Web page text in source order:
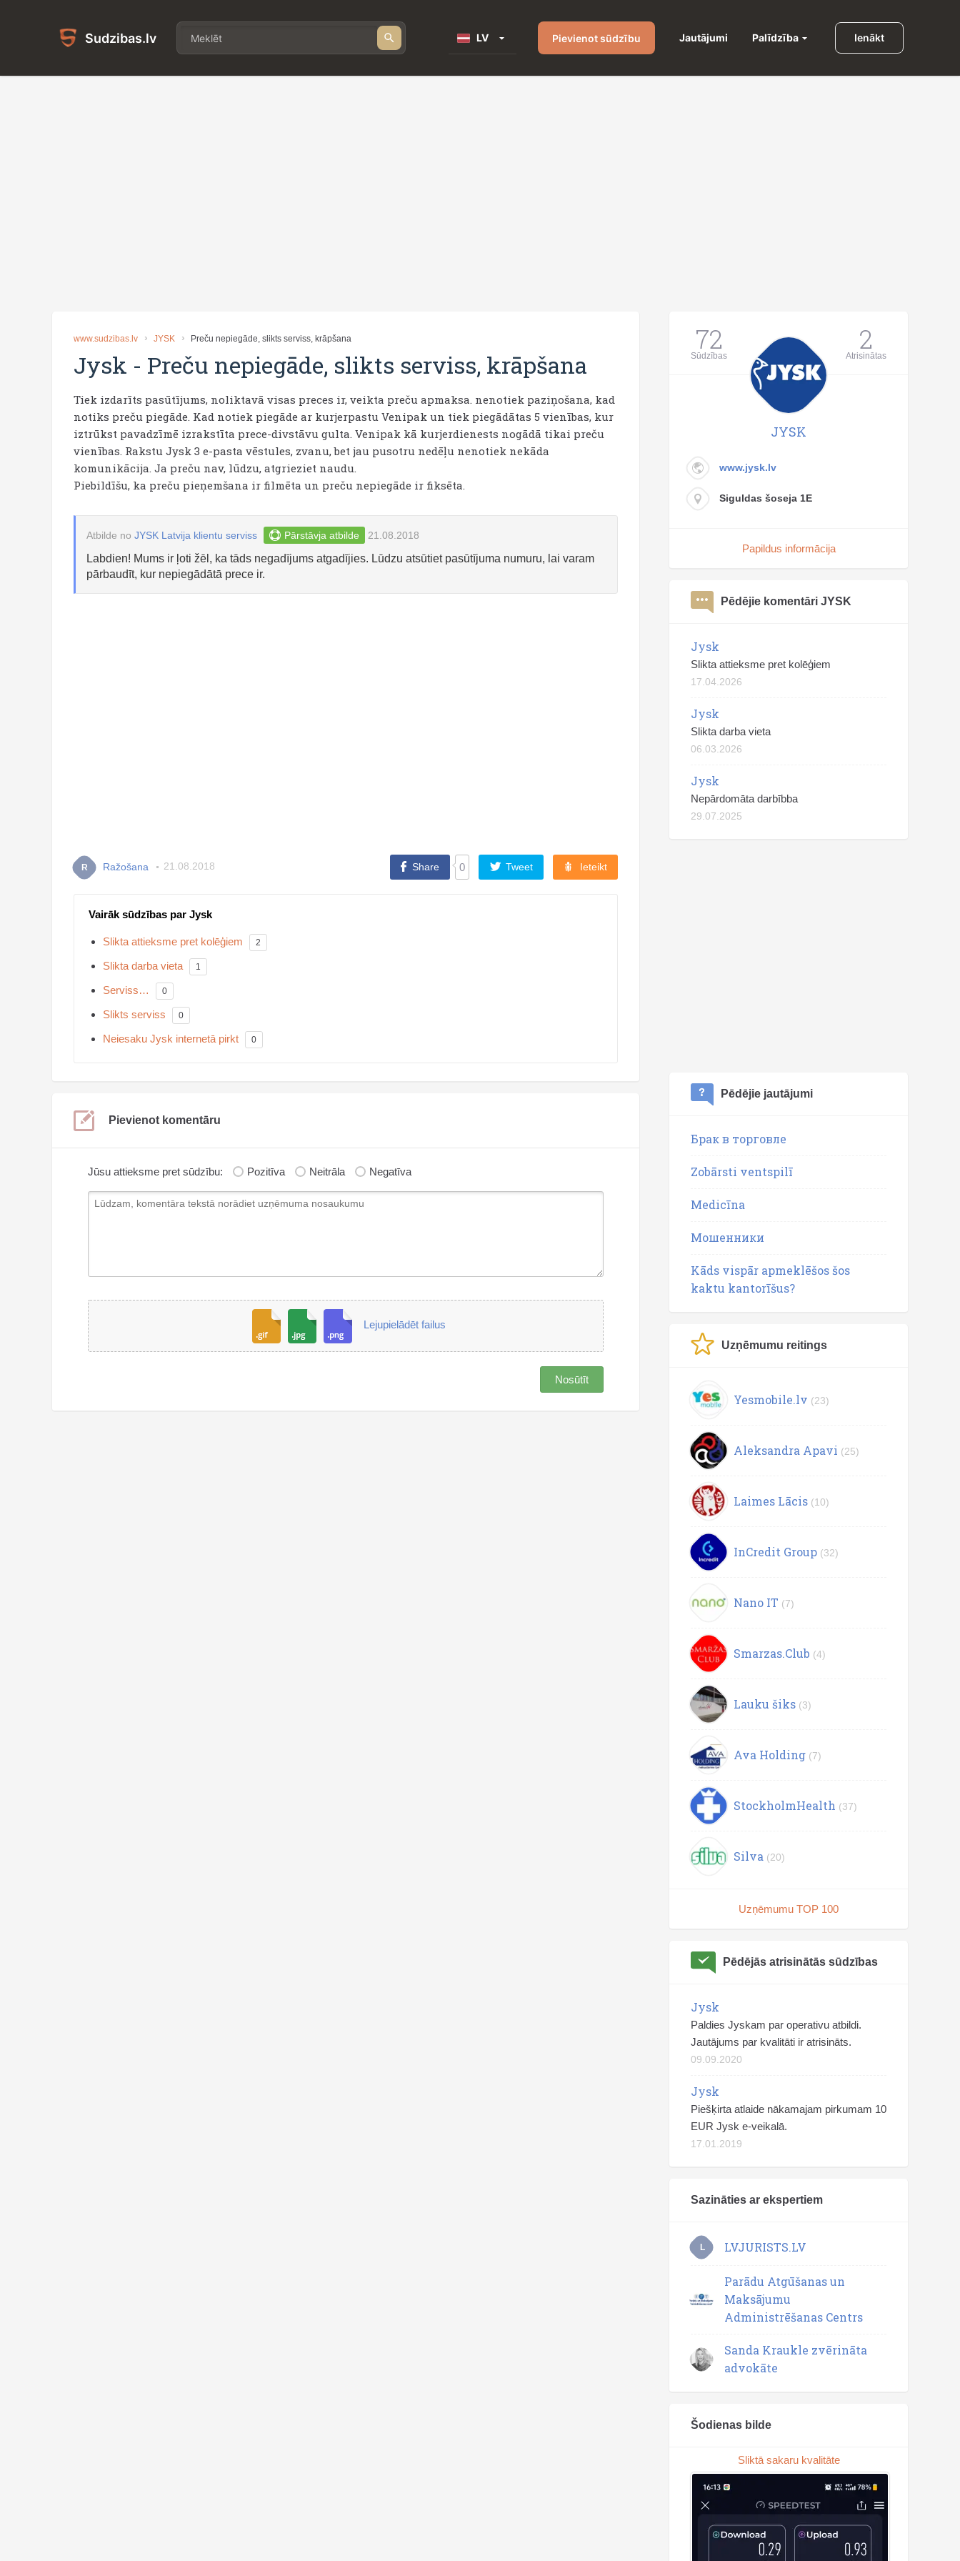
Sudzibas.lv LV Pievienot sūdzību Jautājumi Palīdzība Ienākt
www.sudzibas.lv JYSK Preču nepiegāde, slikts serviss, krāpšana
Jysk - Preču nepiegāde, slikts serviss, krāpšana
Tiek izdarīts pasūtījums, noliktavā visas preces ir, veikta preču apmaksa. nenotiek paziņošana, kad
notiks preču piegāde. Kad notiek piegāde ar kurjerpastu Venipak un tiek piegādātas 5 vienības, kur
iztrūkst pavadzīmē izrakstīta prece-divstāvu gulta. Venipak kā kurjerdienests nogādā tikai preču
vienības. Rakstu Jysk 3 e-pasta vēstules, zvanu, bet jau pusotru nedēļu nenotiek nekāda
komunikācija. Ja preču nav, lūdzu, atgrieziet naudu.
Piebildīšu, ka preču pieņemšana ir filmēta un preču nepiegāde ir fiksēta.
Atbilde no JYSK Latvija klientu serviss Pārstāvja atbilde 21.08.2018
Labdien! Mums ir ļoti žēl, ka tāds negadījums atgadījies. Lūdzu atsūtiet pasūtījuma numuru, lai varam
pārbaudīt, kur nepiegādātā prece ir.
R Ražošana 21.08.2018 Share 0 Tweet Ieteikt
Vairāk sūdzības par Jysk
Slikta attieksme pret kolēģiem 2
Slikta darba vieta 1
Serviss… 0
Slikts serviss 0
Neiesaku Jysk internetā pirkt 0
Pievienot komentāru
Jūsu attieksme pret sūdzību: Pozitīva Neitrāla Negatīva
Lejupielādēt failus
Nosūtīt
72
Sūdzības 2
Atrisinātas
JYSK
www.jysk.lv
Siguldas šoseja 1E
Papildus informācija
Pēdējie komentāri JYSK
Jysk
Slikta attieksme pret kolēģiem
17.04.2026
Jysk
Slikta darba vieta
06.03.2026
Jysk
Nepārdomāta darbībba
29.07.2025
Pēdējie jautājumi
Брак в торговле
Zobārsti ventspilī
Medicīna
Мошенники
Kāds vispār apmeklēšos šos
kaktu kantorīšus?
Uzņēmumu reitings
Yesmobile.lv (23)
Aleksandra Apavi (25)
Laimes Lācis (10)
InCredit Group (32)
Nano IT (7)
Smarzas.Club (4)
Lauku šiks (3)
Ava Holding (7)
StockholmHealth (37)
Silva (20)
Uzņēmumu TOP 100
Pēdējās atrisinātās sūdzības
Jysk
Paldies Jyskam par operativu atbildi.
Jautājums par kvalitāti ir atrisināts.
09.09.2020
Jysk
Piešķirta atlaide nākamajam pirkumam 10
EUR Jysk e-veikalā.
17.01.2019
Sazināties ar ekspertiem
L LVJURISTS.LV
Parādu Atgūšanas un
Maksājumu
Administrēšanas Centrs
Sanda Kraukle zvērināta
advokāte
Šodienas bilde
Sliktā sakaru kvalitāte